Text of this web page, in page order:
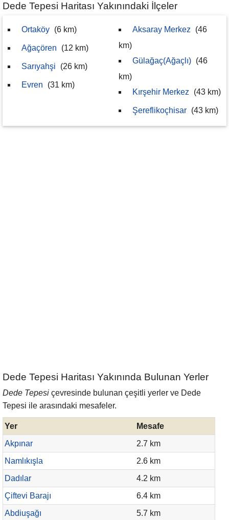
Dede Tepesi Haritası Yakınındaki İlçeler
Ortaköy (6 km)
Ağaçören (12 km)
Sarıyahşi (26 km)
Evren (31 km)
Aksaray Merkez
(46
km)
Gülağaç(Ağaçlı) (46
km)
Kırşehir Merkez
(43 km)
Şereflikoçhisar (43 km)
Dede Tepesi Haritası Yakınında Bulunan Yerler
Dede Tepesi çevresinde bulunan çeşitli yerler ve Dede
Tepesi ile arasındaki mesafeler.
Yer
Mesafe
Akpınar
2.7 km
Namlıkışla
2.6 km
Dadılar
4.2 km
Çiftevi Barajı
6.4 km
Abdiuşağı
5.7 km